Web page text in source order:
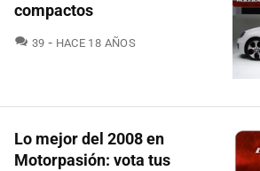
compactos
39 COMENTARIOS
HACE 18 AÑOS
Lo mejor del 2008 en
Motorpasión: vota tus